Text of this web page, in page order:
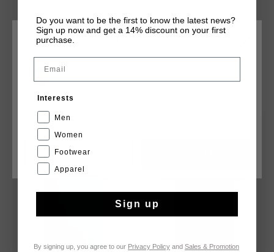
rebajas
ELIGE TU UBICACIÓN Y TU IDIOMA
CANCEL
Do you want to be the first to know the latest news?
Sign up now and get a 14% discount on your first
purchase.
Interests
Men
Women
Footwear
Apparel
Sign up
By signing up, you agree to our Privacy Policy and Sales & Promotion